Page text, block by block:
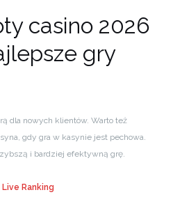
casino 2026
gry
dla nowych klientów. Warto też
gdy gra w kasynie jest pechowa.
i bardziej efektywną grę.
Ranking